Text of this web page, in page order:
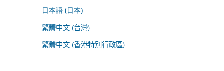
日本語 (日本)
繁體中文 (台灣)
繁體中文 (香港特別行政區)